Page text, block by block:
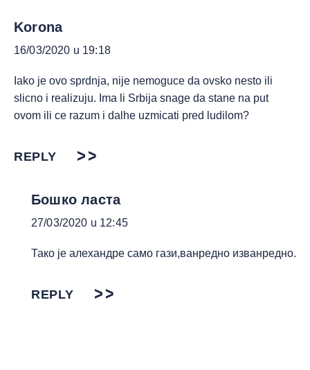
Korona
16/03/2020 u 19:18
Iako je ovo sprdnja, nije nemoguce da ovsko nesto ili
slicno i realizuju. Ima li Srbija snage da stane na put
ovom ili ce razum i dalhe uzmicati pred ludilom?
REPLY
Бошко ласта
27/03/2020 u 12:45
Тако је алехандре само гази,ванредно изванредно.
REPLY